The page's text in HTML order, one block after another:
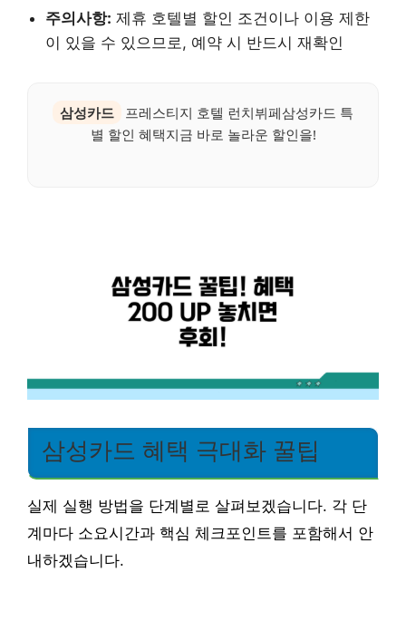
주의사항: 제휴 호텔별 할인 조건이나 이용 제한
이 있을 수 있으므로, 예약 시 반드시 재확인
삼성카드
프레스티지 호텔 런치뷔페삼성카드 특
별 할인 혜택지금 바로 놀라운 할인을!
삼성카드 혜택 극대화 꿀팁
실제 실행 방법을 단계별로 살펴보겠습니다. 각 단
계마다 소요시간과 핵심 체크포인트를 포함해서 안
내하겠습니다.